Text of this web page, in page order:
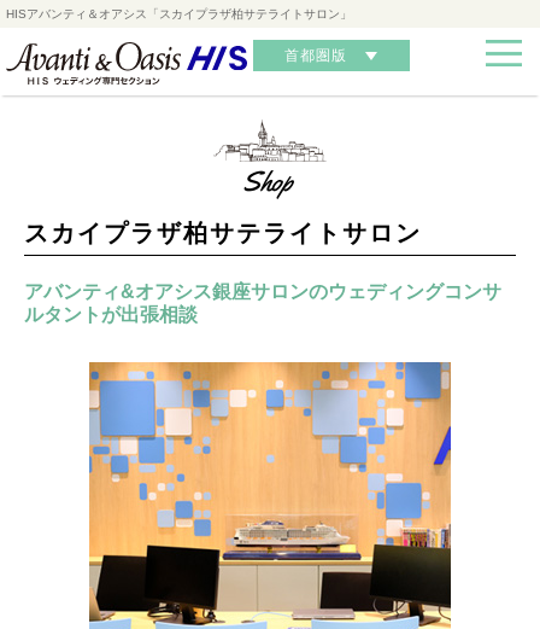
HISアバンティ＆オアシス「スカイプラザ柏サテライトサロン」
首都圏版
スカイプラザ柏サテライトサロン
アバンティ&オアシス銀座サロンのウェディングコンサ
ルタントが出張相談